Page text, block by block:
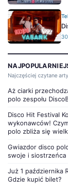
Najczęściej czytane
Aż ciarki
polo zespołu
Disco Hit Festival
wykonawców!
polo zbliża się
Gwiazdor disco
swoje i siostrzeńca
Już 1 października
Gdzie kupić bilet?